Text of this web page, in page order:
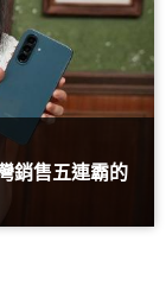
銷售五連霸的